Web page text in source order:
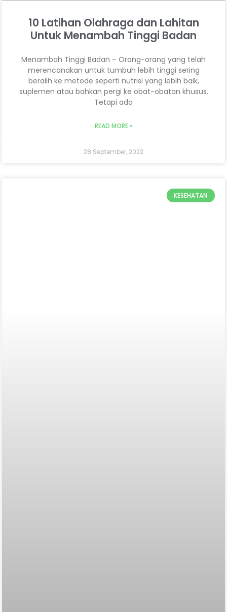
10 Latihan Olahraga dan Lahitan
Untuk Menambah Tinggi Badan
Menambah Tinggi Badan – Orang-orang yang telah
merencanakan untuk tumbuh lebih tinggi sering
beralih ke metode seperti nutrisi yang lebih baik,
suplemen atau bahkan pergi ke obat-obatan khusus.
Tetapi ada
READ MORE »
28 September, 2022
KESEHATAN